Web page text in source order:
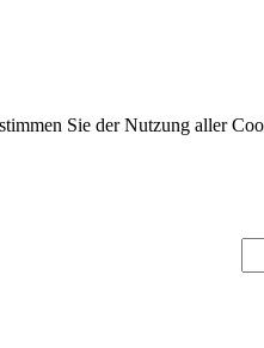
Sie der Nutzung aller